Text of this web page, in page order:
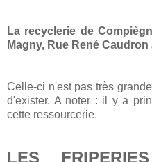
La recyclerie de
Magny, Rue René
Celle-ci n'est pas très
d'exister. A noter : il y a
cette ressourcerie.
LES